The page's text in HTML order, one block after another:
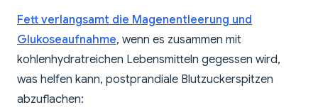
Fett verlangsamt die Magenentleerung und
Glukoseaufnahme, wenn es zusammen mit
kohlenhydratreichen Lebensmitteln gegessen wird,
was helfen kann, postprandiale Blutzuckerspitzen
abzuflachen: